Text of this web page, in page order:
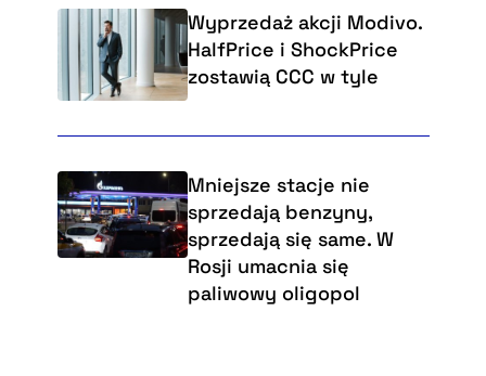
Wyprzedaż akcji Modivo.
HalfPrice i ShockPrice
zostawią CCC w tyle
Mniejsze stacje nie
sprzedają benzyny,
sprzedają się same. W
Rosji umacnia się
paliwowy oligopol